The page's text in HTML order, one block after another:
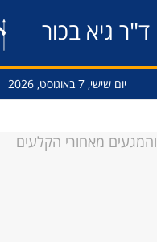
ד"ר גיא בכור
יום שישי, 7 באוגוסט, 2026